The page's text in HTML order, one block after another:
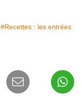
#Recettes : les entrées